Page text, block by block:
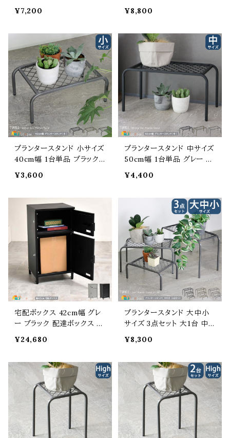
ク ディスプレイスタンド 木
モダン 木製スタンド ガーデ
ンスタンド 植木鉢台 植木鉢
スタンド 鉢植えスタンド 植
木鉢ラック 鉢植えラック 幅
60cm 奥行25cm 高さ52c
m
¥7,200
ク ディスプレイスタンド 木
モダン 木製スタンド ガーデ
ンスタンド 植木鉢台 植木鉢
スタンド 鉢植えスタンド 植
木鉢ラック 鉢植えラック 幅
80cm 奥行27cm 高さ68c
m
¥8,800
プランタースタンド 小サイズ
40cm幅 1台単品 ブラック
植木鉢台 プランターラック
ンド おすすめ おしゃれ スチ
ール製 花台 フラワースタン
ド フラワーラック 通気性 排
水性 耐久性 湿気対策 幅4
0cm 奥行25cm 高さ15.5c
¥3,600
プランタースタンド 中サイズ
50cm幅 1台単品 グレー ゴ
ック 鉢植えスタンド 植木鉢
鉢植え台 植木鉢台 スチー
ル製 花台 フラワースタンド
フラワーラック 通気性 排水
性 耐久性 湿気対策 幅50c
m 奥行25cm 高さ25.5cm
¥4,400
宅配ボックス 42cm幅 グレ
ー ブラック 配達ボックス 宅
cm 奥行36cm 高さ82cm
ンプル ベーシック ポスト 郵
便 郵便ポスト スリット窓付
き 確認窓付き 鍵付き プッ
シュキー 荷物受け取りボッ
クス 大容量 配達物受け取
り
¥24,680
プランタースタンド 大中小
サイズ 3点セット 大1台 中1
ールド グレー ブラック 60c
植えスタンド 植木鉢スタン
ド プランターラック おすす
め おしゃれ スチール製 花
台 鉢植え台 植木鉢台 フラ
ワースタンド フラワーラック
¥8,300